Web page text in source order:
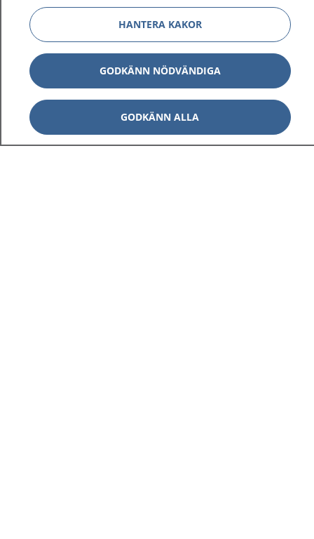
HANTERA KAKOR
GODKÄNN NÖDVÄNDIGA
GODKÄNN ALLA